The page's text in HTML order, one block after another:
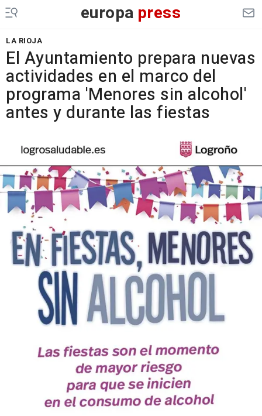
europa press
LA RIOJA
El Ayuntamiento prepara nuevas
actividades en el marco del
programa 'Menores sin alcohol'
antes y durante las fiestas